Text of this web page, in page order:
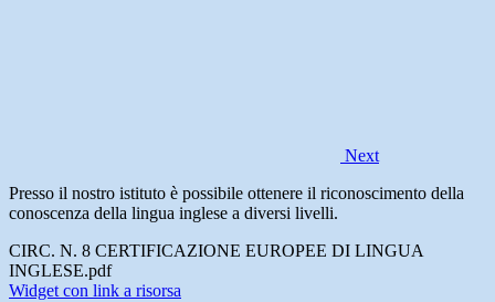
Next
Presso il nostro istituto è possibile ottenere il riconoscimento della
conoscenza della lingua inglese a diversi livelli.
CIRC. N. 8 CERTIFICAZIONE EUROPEE DI LINGUA
INGLESE.pdf
Widget con link a risorsa